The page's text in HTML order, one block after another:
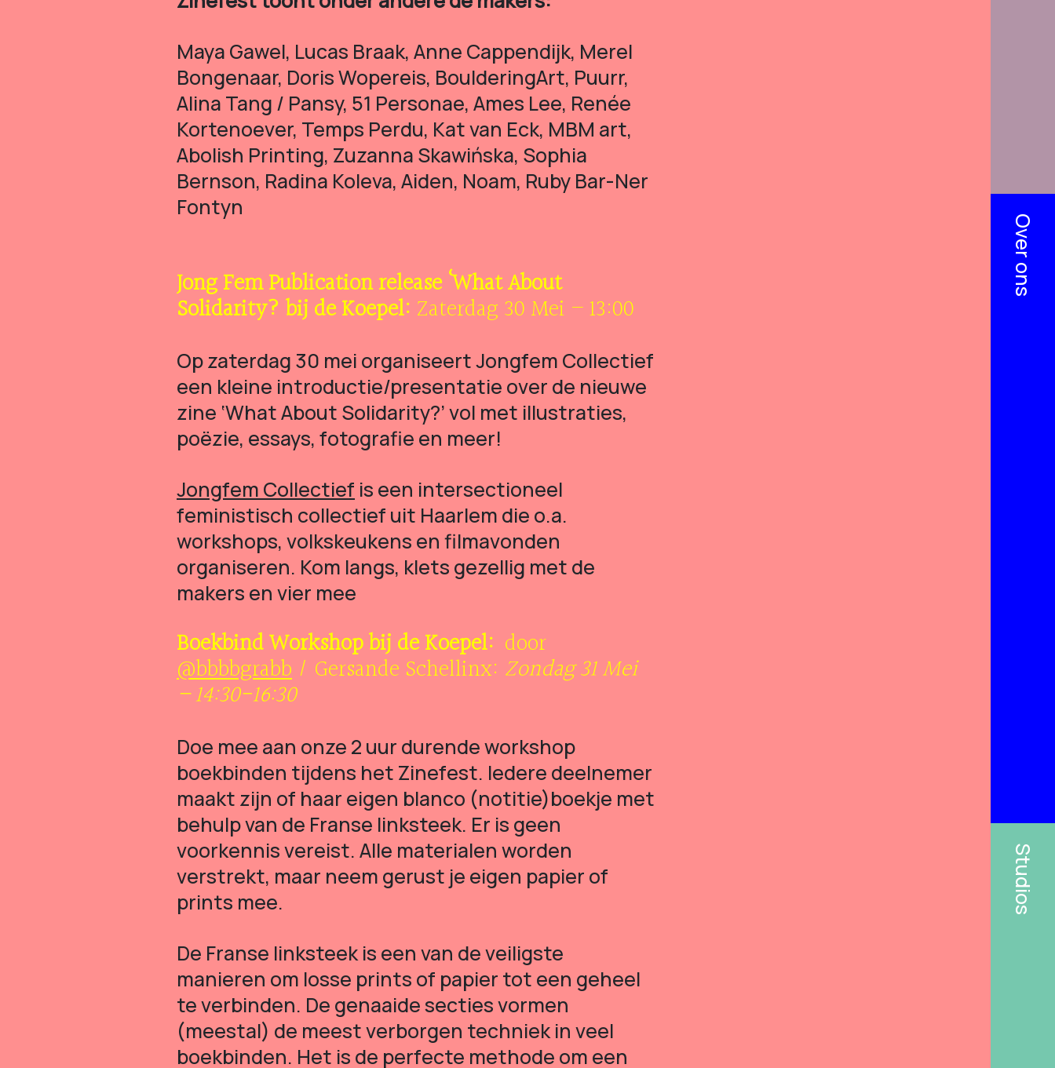
Maya Gawel, Lucas Braak, Anne Cappendijk, Merel
Bongenaar, Doris Wopereis, BoulderingArt, Puurr,
Alina Tang / Pansy, 51 Personae, Ames Lee, Renée
Kortenoever, Temps Perdu, Kat van Eck, MBM art,
Abolish Printing, Zuzanna Skawińska, Sophia
Bernson, Radina Koleva, Aiden, Noam, Ruby Bar-Ner
Fontyn
Jong Fem Publication release‘What About
Solidarity? bij de Koepel: Zaterdag 30 Mei – 13:00
Op zaterdag 30 mei organiseert Jongfem Collectief
een kleine introductie/presentatie over de nieuwe
zine ‘What About Solidarity?’ vol met illustraties,
poëzie, essays, fotografie en meer!
Jongfem Collectief is een intersectioneel
feministisch collectief uit Haarlem die o.a.
workshops, volkskeukens en filmavonden
organiseren. Kom langs, klets gezellig met de
makers en vier mee
Boekbind Workshop bij de Koepel: door
@bbbbgrabb / Gersande Schellinx: Zondag 31 Mei
–14:30-16:30
Doe mee aan onze 2 uur durende workshop
boekbinden tijdens het Zinefest. Iedere deelnemer
maakt zijn of haar eigen blanco (notitie)boekje met
behulp van de Franse linksteek. Er is geen
voorkennis vereist. Alle materialen worden
verstrekt, maar neem gerust je eigen papier of
prints mee.
De Franse linksteek is een van de veiligste
manieren om losse prints of papier tot een geheel
te verbinden. De genaaide secties vormen
(meestal) de meest verborgen techniek in veel
boekbinden. Het is de perfecte methode om een ​​
Over ons
Studios